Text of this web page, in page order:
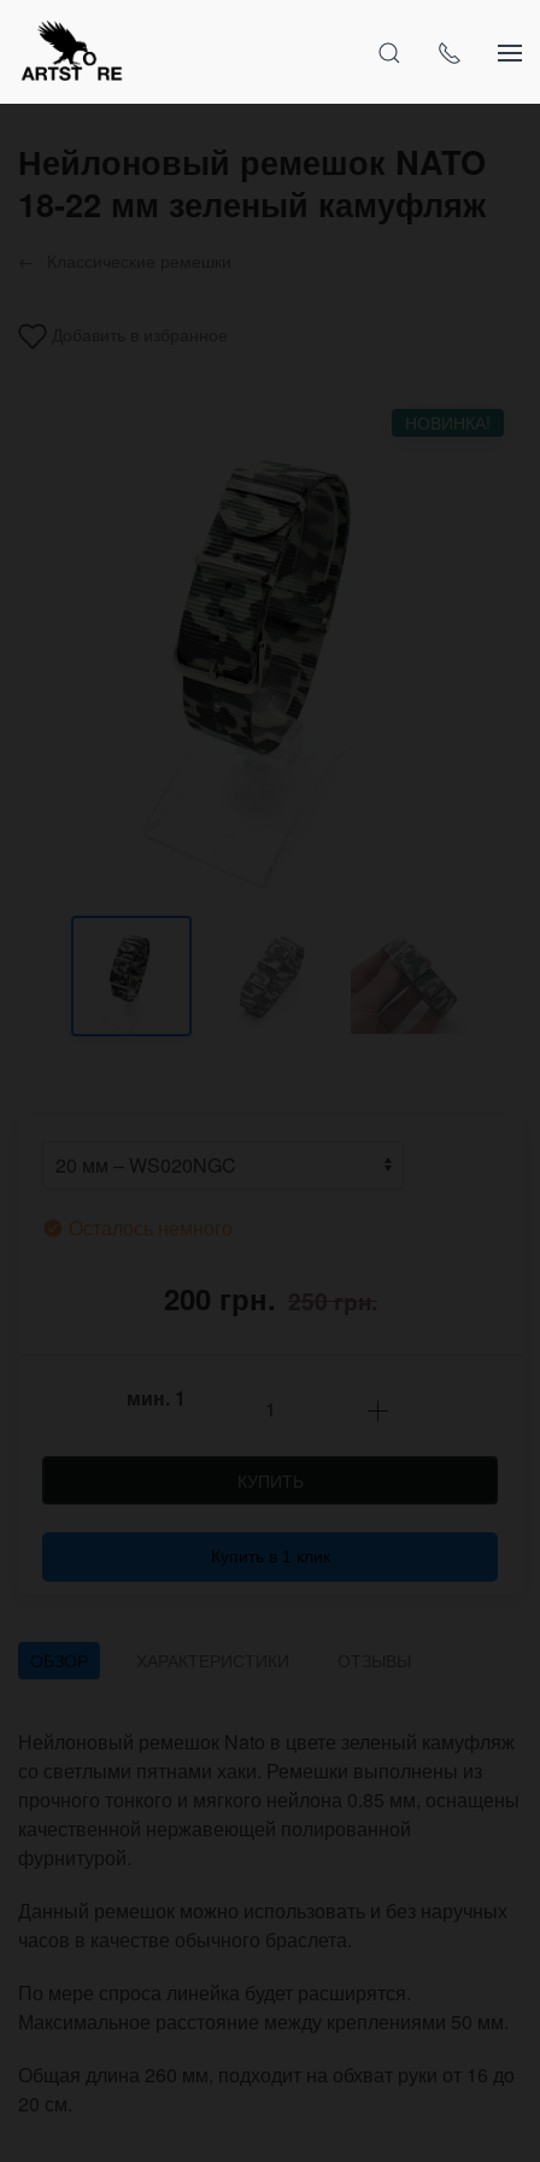
Нейлоновый ремешок NATO
18-22 мм зеленый камуфляж
НОВИНКА!
200 грн. 250 грн.
мин. 1
КУПИТЬ
Купить в 1 клик
ОБЗОР
Нейлоновый ремешок Nato в цвете зеленый камуфляж
со светлыми пятнами хаки. Ремешки выполнены из
прочного тонкого и мягкого нейлона 0.85 мм, оснащены
качественной нержавеющей полированной
фурнитурой.
Данный ремешок можно использовать и без наручных
часов в качестве обычного браслета.
По мере спроса линейка будет расширятся.
Максимальное расстояние между креплениями 50 мм.
Общая длина 260 мм, подходит на обхват руки от 16 до
20 см.